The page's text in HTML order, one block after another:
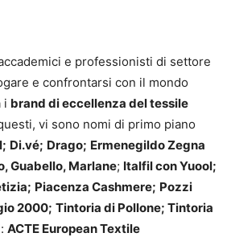
e professionisti di settore
e confrontarsi con il mondo
i brand di eccellenza del tessile
vi sono nomi di primo piano
Di.vé; Drago; Ermenegildo Zegna
Guabello, Marlane; Italfil con Yuool;
Piacenza Cashmere; Pozzi
2000; Tintoria di Pollone; Tintoria
ACTE European Textile